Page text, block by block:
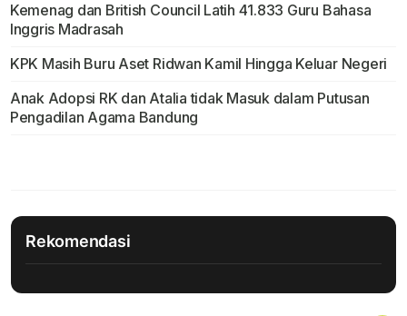
Kemenag dan British Council Latih 41.833 Guru Bahasa
Inggris Madrasah
KPK Masih Buru Aset Ridwan Kamil Hingga Keluar Negeri
Anak Adopsi RK dan Atalia tidak Masuk dalam Putusan
Pengadilan Agama Bandung
Rekomendasi